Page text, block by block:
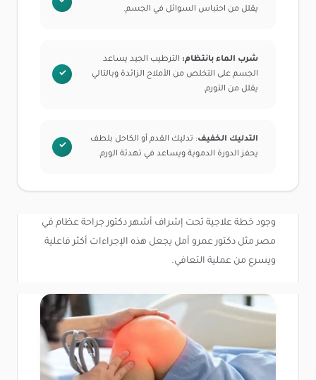
يقلل من احتباس السوائل في الجسم.
شرب الماء بانتظام: الترطيب الجيد يساعد
الجسم على التخلص من الأملاح الزائدة وبالتالي
يقلل من التورم.
التدليك الخفيف: تدليك القدم أو الكاحل بلطف
يحفز الدورة الدموية ويساعد في تهدئة الورم.
وجود خطة علاجية تحت إشراف أشهر دكتور جراحة عظام في
مصر مثل دكتور عمرو أمل يجعل هذه الإجراءات أكثر فاعلية
ويسرع من عملية التعافي.